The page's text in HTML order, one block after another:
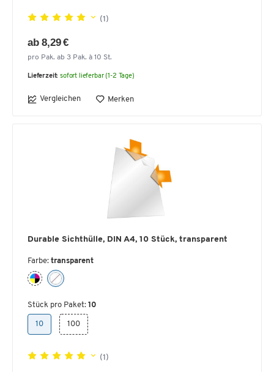
(1)
ab 8,29 €
pro Pak. ab 3 Pak. à 10 St.
Lieferzeit: sofort lieferbar (1-2 Tage)
Vergleichen Merken
Durable Sichthülle, DIN A4, 10 Stück, transparent
Farbe: transparent
Stück pro Paket: 10
10 100
(1)